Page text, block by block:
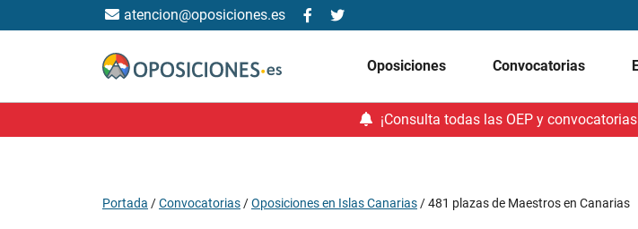
atencion@oposiciones.es
Oposiciones Convocatorias
¡Consulta todas las OEP y
Portada /Convocatorias /Oposiciones en Islas Canarias /481 plazas de Maestros en Canarias